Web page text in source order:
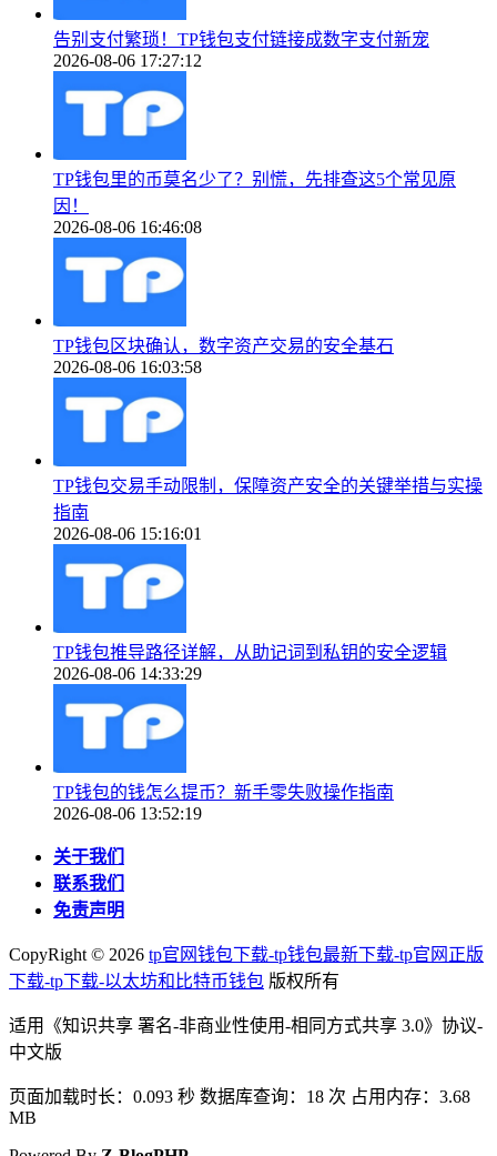
告别支付繁琐！TP钱包支付链接成数字支付新宠
2026-08-06 17:27:12
TP钱包里的币莫名少了？别慌，先排查这5个常见原
因！
2026-08-06 16:46:08
TP钱包区块确认，数字资产交易的安全基石
2026-08-06 16:03:58
TP钱包交易手动限制，保障资产安全的关键举措与实操
指南
2026-08-06 15:16:01
TP钱包推导路径详解，从助记词到私钥的安全逻辑
2026-08-06 14:33:29
TP钱包的钱怎么提币？新手零失败操作指南
2026-08-06 13:52:19
关于我们
联系我们
免责声明
CopyRight © 2026 tp官网钱包下载-tp钱包最新下载-tp官网正版
下载-tp下载-以太坊和比特币钱包 版权所有
适用《知识共享 署名-非商业性使用-相同方式共享 3.0》协议-
中文版
页面加载时长：0.093 秒 数据库查询：18 次 占用内存：3.68
MB